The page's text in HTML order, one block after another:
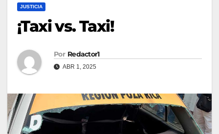
JUSTICIA
¡Taxi vs. Taxi!
Por Redactor1
ABR 1, 2025